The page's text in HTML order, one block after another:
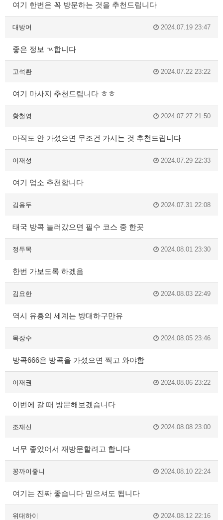
여기 한번은 꼭 방문하는 것을 추천드립니다
대방어 2024.07.19 23:47
좋은 정보 ㄳ합니다
고석환 2024.07.22 23:22
여기 마사지 추천드립니다 ㅎㅎ
황철영 2024.07.27 21:50
아직도 안 가셨으면 무조건 가시는 것 추천드립니다
이재성 2024.07.29 22:33
여기 업소 추천합니다
김용두 2024.07.31 22:08
태국 방콕 놀러갔으면 필수 코스 중 한곳
정두목 2024.08.01 23:30
한번 가보도록 하겠음
김요한 2024.08.03 22:49
역시 유흥의 세계는 방대하구만유
목장수 2024.08.05 23:46
방콕666은 방콕을 가셨으면 찍고 와야함
이재권 2024.08.06 23:22
이번에 갈 때 방문해보겠습니다
조재신 2024.08.08 23:00
너무 좋았어서 재방문할려고 합니다
꽁까이좋니 2024.08.10 22:24
여기는 진짜 좋습니다 믿으셔도 됩니다
위대하이 2024.08.12 22:16